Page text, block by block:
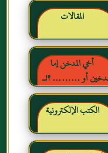
المقالات
أخي المدخن إما
أو ……… ؟!ـ
وأرقام ناطقة ، لكن
المدخنون حرره
بن عبد الرحمن بن حمد
الشايع
الكتب الإلكترونية